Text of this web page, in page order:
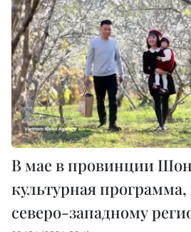
В мае в провинции
культурная
северо-западному